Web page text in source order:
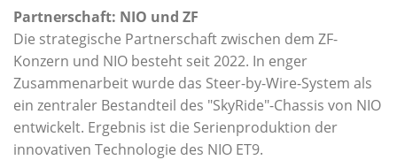
Partnerschaft: NIO und ZF
Die strategische Partnerschaft zwischen dem ZF-
Konzern und NIO besteht seit 2022. In enger
Zusammenarbeit wurde das Steer-by-Wire-System als
ein zentraler Bestandteil des "SkyRide"-Chassis von NIO
entwickelt. Ergebnis ist die Serienproduktion der
innovativen Technologie des NIO ET9.